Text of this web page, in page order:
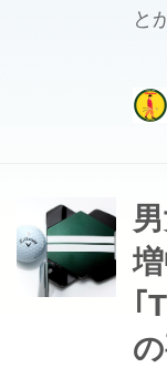
と
き
５
か
｢